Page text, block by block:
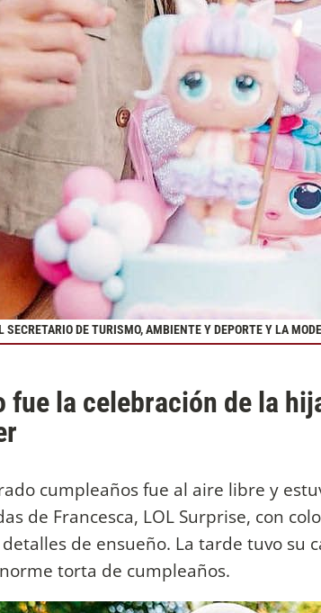
SECRETARIO DE TURISMO, AMBIENTE Y DEPORTE Y LA
fue la celebración de la
cumpleaños fue al aire libre y
de Francesca, LOL Surprise, con
de ensueño. La tarde tuvo su
torta de cumpleaños.